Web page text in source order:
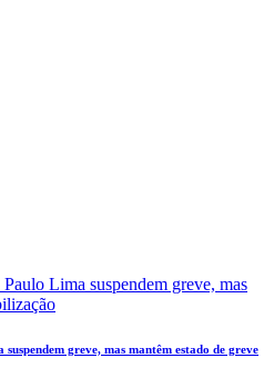
greve, mas mantêm estado de greve